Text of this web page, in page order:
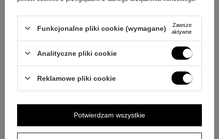
Odpowiedź:Stalówka została zaprojektowana dla
optymalnego komfortu pisania dla osób praworęcznych i
leworęcznych.
Odpowiedź:
komplecie jest pióro wieczne Parker IM czarny GT, nabój
niebieski do pióra, dowolny grawerunek na piórze, eleganckie
pudełko logowane Parkera, tabliczka z indywidualną
dedykacją/grafiką/logo, torebka Parker oraz gwarancja
producenta 2 lata.
Jeśli szukasz przyboru do pisania, który jednocześnie
Funkcjonalne pliki cookie (wymagane)
Zawsze
aktywne
Analityczne pliki cookie
Reklamowe pliki cookie
Potwierdzam wszystkie